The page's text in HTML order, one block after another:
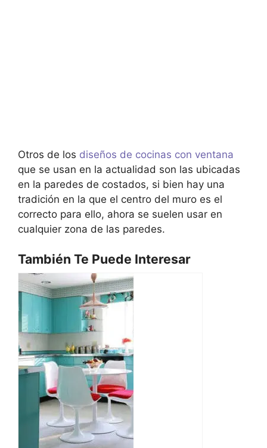
Otros de los diseños de cocinas con ventana
que se usan en la actualidad son las ubicadas
en la paredes de costados, si bien hay una
tradición en la que el centro del muro es el
correcto para ello, ahora se suelen usar en
cualquier zona de las paredes.
También Te Puede Interesar